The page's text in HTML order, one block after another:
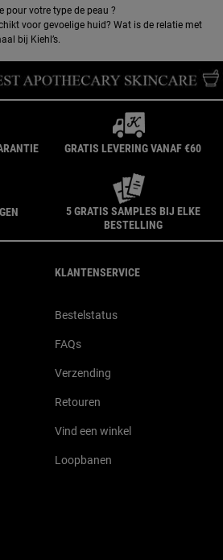
voor gevoelige huid? Wat is de relatie met
bij Kiehl’s.
GRATIS LEVERING VANAF €60
5 GRATIS SAMPLES BIJ ELKE
BESTELLING
KLANTENSERVICE
Bestelstatus
FAQs
Verzending
Retouren
Vind een winkel
Loopbanen